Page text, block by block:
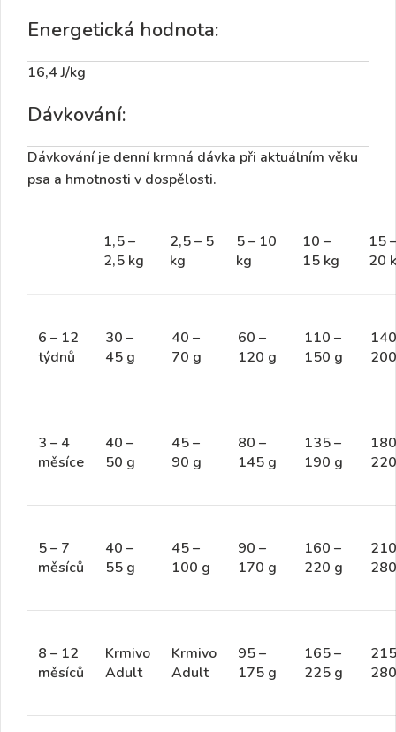
Energetická hodnota:
16,4 J/kg
Dávkování:
Dávkování je denní krmná dávka při aktuálním věku
psa a hmotnosti v dospělosti.
1,5 –
2,5 kg
2,5 – 5
kg
5 – 10
kg
10 –
15 kg
15 –
20
6 – 12
týdnů
30 –
45 g
40 –
70 g
60 –
120 g
110 –
150 g
3 – 4
měsíce
40 –
50 g
45 –
90 g
80 –
145 g
135 –
190 g
5 – 7
měsíců
40 –
55 g
45 –
100 g
90 –
170 g
160 –
220 g
8 – 12
měsíců
Krmivo
Adult
Krmivo
Adult
95 –
175 g
165 –
225 g